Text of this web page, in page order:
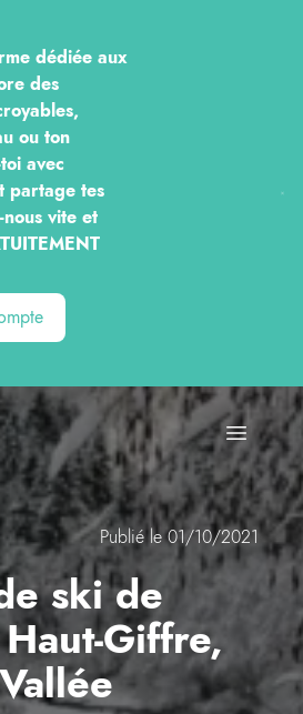
dédiée aux
des
ou ton
avec
partage tes
vite et
Open
Publié le 01/10/2021
ski de
Giffre,